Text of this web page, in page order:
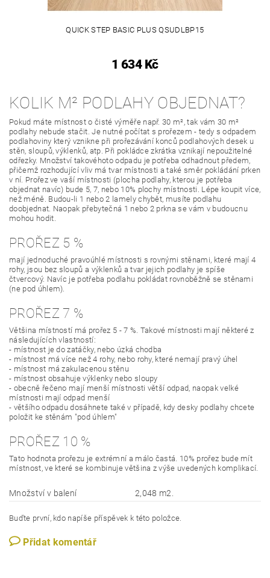
QUICK STEP BASIC PLUS QSUDLBP15
1 634 Kč
KOLIK M² PODLAHY OBJEDNAT?
Pokud máte místnost o čisté výměře např. 30 m², tak vám 30 m²
podlahy nebude stačit. Je nutné počítat s prořezem - tedy s odpadem
podlahoviny který vznikne při prořezávání konců podlahových desek u
stěn, sloupů, výklenků, atp. Při pokládce zkrátka vznikají nepoužitelné
odřezky. Množství takovéhoto odpadu je potřeba odhadnout předem,
přičemž rozhodující vliv má tvar místnosti a také směr pokládání prken
v ní. Prořez ve vaší místnosti (plocha podlahy, kterou je potřeba
objednat navíc) bude 5, 7, nebo 10% plochy místnosti. Lépe koupit více,
než méně. Budou-li 1 nebo 2 lamely chybět, musíte podlahu
doobjednat. Naopak přebytečná 1 nebo 2 prkna se vám v budoucnu
mohou hodit.
PROŘEZ 5 %
mají jednoduché pravoúhlé místnosti s rovnými stěnami, které mají 4
rohy, jsou bez sloupů a výklenků a tvar jejich podlahy je spíše
čtvercový. Navíc je potřeba podlahu pokládat rovnoběžně se stěnami
(ne pod úhlem).
PROŘEZ 7 %
Většina místností má prořez 5 - 7 %. Takové místnosti mají některé z
následujících vlastností:
- místnost je do zatáčky, nebo úzká chodba
- místnost má více než 4 rohy, nebo rohy, které nemají pravý úhel
- místnost má zakulacenou stěnu
- místnost obsahuje výklenky nebo sloupy
- obecně řečeno mají menší místnosti větší odpad, naopak velké
místnosti mají odpad menší
- většího odpadu dosáhnete také v případě, kdy desky podlahy chcete
položit ke stěnám "pod úhlem"
PROŘEZ 10 %
Tato hodnota prořezu je extrémní a málo častá. 10% prořez bude mít
místnost, ve které se kombinuje většina z výše uvedených komplikací.
Množství v balení 2,048 m2.
Buďte první, kdo napíše příspěvek k této položce.
Přidat komentář